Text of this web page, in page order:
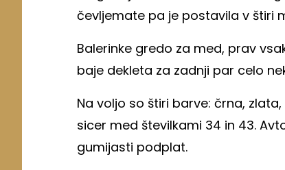
čevljemate pa je postavila v štiri
Balerinke gredo za med, prav
baje dekleta za zadnji par celo
Na voljo so štiri barve: črna,
sicer med številkami 34 in 43.
gumijasti podplat.